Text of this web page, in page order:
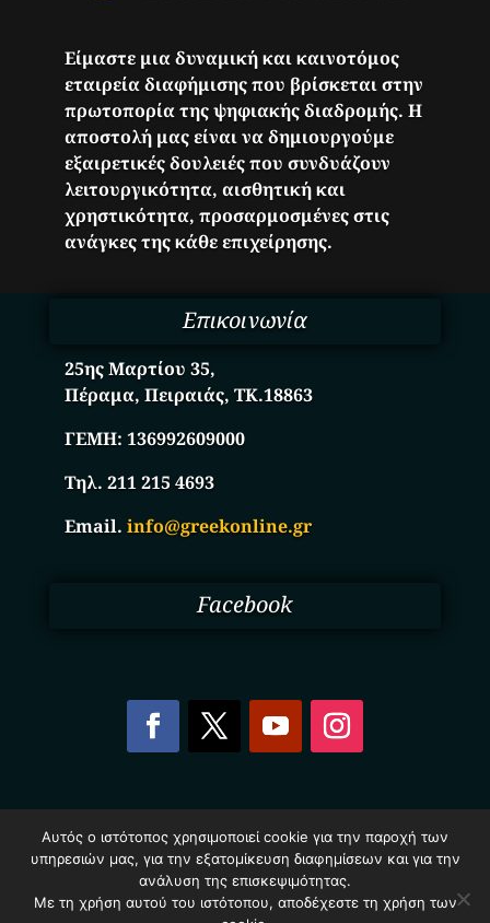
Είμαστε μια δυναμική και καινοτόμος
εταιρεία διαφήμισης που βρίσκεται στην
πρωτοπορία της ψηφιακής διαδρομής. Η
αποστολή μας είναι να δημιουργούμε
εξαιρετικές δουλειές που συνδυάζουν
λειτουργικότητα, αισθητική και
χρηστικότητα, προσαρμοσμένες στις
ανάγκες της κάθε επιχείρησης.
Επικοινωνία
25ης Μαρτίου 35,
Πέραμα, Πειραιάς, ΤΚ.18863
ΓΕΜΗ:136992609000
Τηλ. 211 215 4693
Email.info@greekonline.gr
Facebook
Επιχειρήσεων Ελλάδας – Greekonline.gr. All Rights
Reserved.
Όροι & Προυποθέσεις–Προστασία Προσωπικών
Δεδομένων–Πολιτική Cookies
Αυτός ο ιστότοπος χρησιμοποιεί cookie για την παροχή των
υπηρεσιών μας, για την εξατομίκευση διαφημίσεων και για την
ανάλυση της επισκεψιμότητας.
Με τη χρήση αυτού του ιστότοπου, αποδέχεστε τη χρήση των